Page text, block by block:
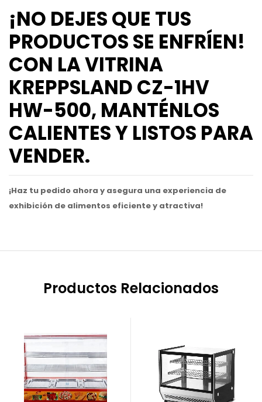
¡NO DEJES QUE TUS
PRODUCTOS SE ENFRÍEN!
CON LA VITRINA
KREPPSLAND CZ-1HV
HW-500, MANTÉNLOS
CALIENTES Y LISTOS PARA
VENDER.
¡Haz tu pedido ahora y asegura una experiencia de
exhibición de alimentos eficiente y atractiva!
Productos Relacionados